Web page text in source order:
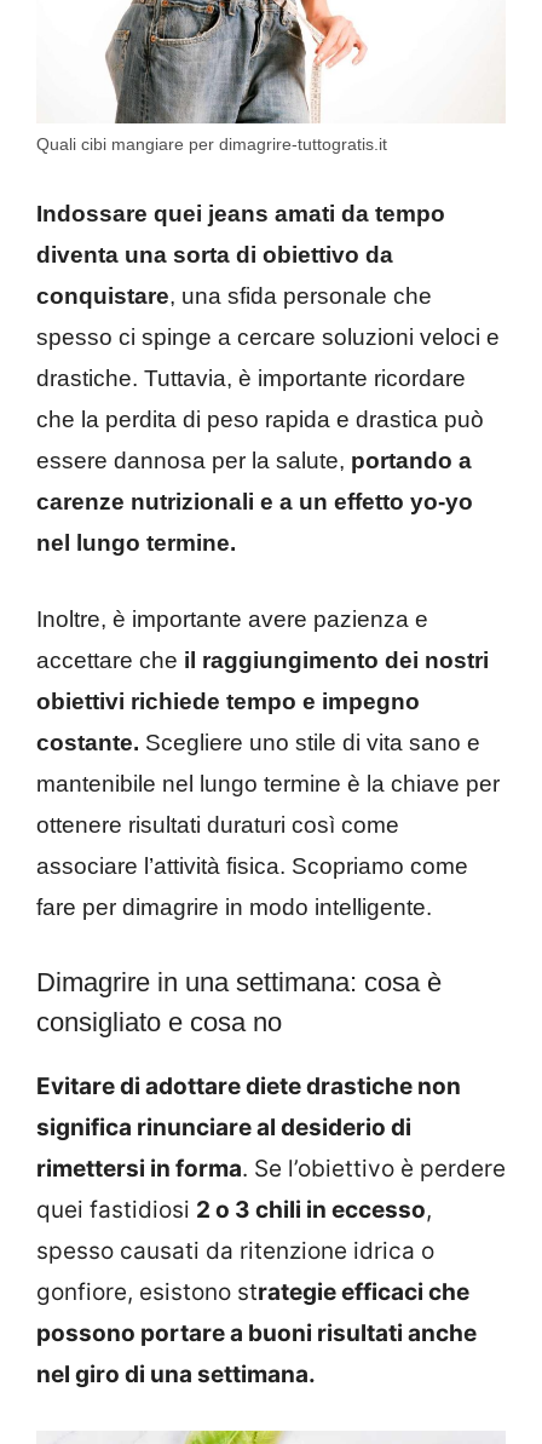
Quali cibi mangiare per dimagrire-tuttogratis.it
Indossare quei jeans amati da tempo
diventa una sorta di obiettivo da
conquistare, una sfida personale che
spesso ci spinge a cercare soluzioni veloci e
drastiche. Tuttavia, è importante ricordare
che la perdita di peso rapida e drastica può
essere dannosa per la salute, portando a
carenze nutrizionali e a un effetto yo-yo
nel lungo termine.
Inoltre, è importante avere pazienza e
accettare che il raggiungimento dei nostri
obiettivi richiede tempo e impegno
costante. Scegliere uno stile di vita sano e
mantenibile nel lungo termine è la chiave per
ottenere risultati duraturi così come
associare l’attività fisica. Scopriamo come
fare per dimagrire in modo intelligente.
Dimagrire in una settimana: cosa è
consigliato e cosa no
Evitare di adottare diete drastiche non
significa rinunciare al desiderio di
rimettersi in forma. Se l’obiettivo è perdere
quei fastidiosi 2 o 3 chili in eccesso,
spesso causati da ritenzione idrica o
gonfiore, esistono strategie efficaci che
possono portare a buoni risultati anche
nel giro di una settimana.